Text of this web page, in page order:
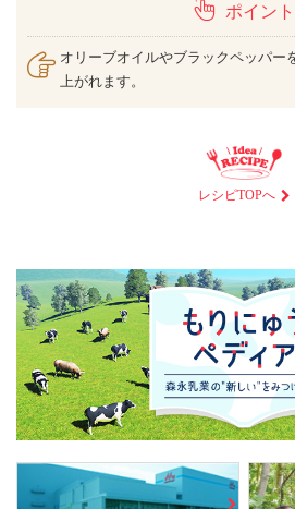
ポイント
オリーブオイルやブラックペッパー
上がれます。
レシピTOPへ